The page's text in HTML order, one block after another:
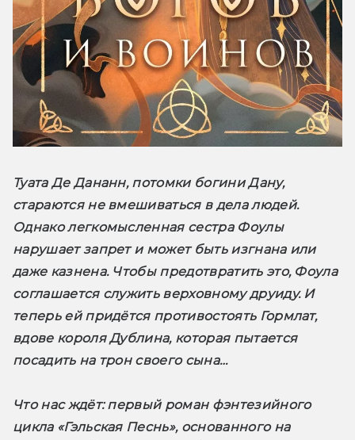
Туата Де Дананн, потомки богини Дану,
стараются не вмешиваться в дела людей.
Однако легкомысленная сестра Фоулы
нарушает запрет и может быть изгнана или
даже казнена. Чтобы предотвратить это, Фоула
соглашается служить верховному друиду. И
теперь ей придётся противостоять Гормлат,
вдове короля Дублина, которая пытается
посадить на трон своего сына…
Что нас ждёт: первый роман фэнтезийного
цикла «Гэльская Песнь», основанного на